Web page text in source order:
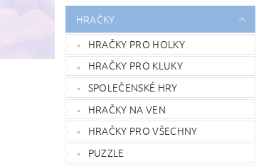
HRAČKY
HRAČKY PRO HOLKY
HRAČKY PRO KLUKY
SPOLEČENSKÉ HRY
HRAČKY NA VEN
HRAČKY PRO VŠECHNY
PUZZLE